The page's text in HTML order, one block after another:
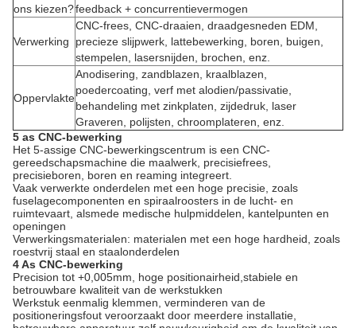
ons kiezen?feedback + concurrentievermogen
Verwerking
CNC-frees, CNC-draaien, draadgesneden EDM,
precieze slijpwerk, lattebewerking, boren, buigen,
stempelen, lasersnijden, brochen, enz.
Oppervlakte
Anodisering, zandblazen, kraalblazen,
poedercoating, verf met alodien/passivatie,
behandeling met zinkplaten, zijdedruk, laser
Graveren, polijsten, chroomplateren, enz.
5 as CNC-bewerking
Het 5-assige CNC-bewerkingscentrum is een CNC-
gereedschapsmachine die maalwerk, precisiefrees,
precisieboren, boren en reaming integreert.
Vaak verwerkte onderdelen met een hoge precisie, zoals
fuselagecomponenten en spiraalroosters in de lucht- en
ruimtevaart, alsmede medische hulpmiddelen, kantelpunten en
openingen
Verwerkingsmaterialen: materialen met een hoge hardheid, zoals
roestvrij staal en staalonderdelen
4 As CNC-bewerking
Precision tot +0,005mm, hoge positionairheid,stabiele en
betrouwbare kwaliteit van de werkstukken
Werkstuk eenmalig klemmen, verminderen van de
positioneringsfout veroorzaakt door meerdere installatie,